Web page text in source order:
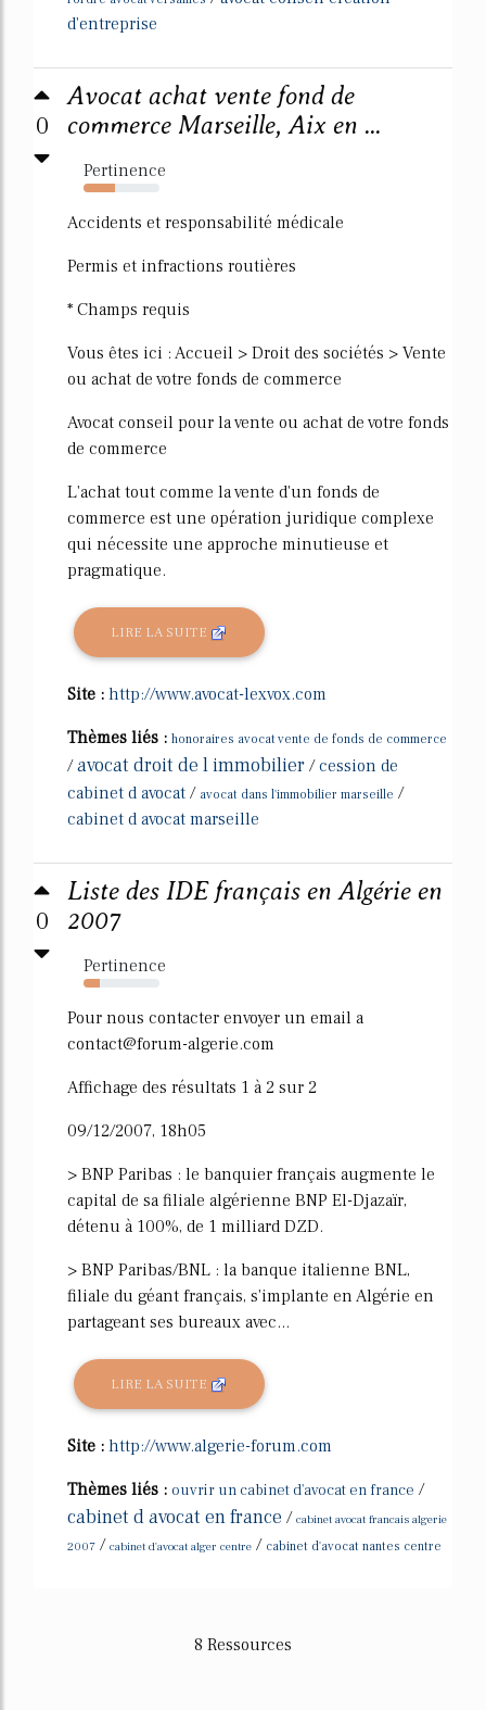
d'entreprise
0
Avocat achat vente fond de
commerce Marseille, Aix en ...
Pertinence
42%
Accidents et responsabilité médicale
Permis et infractions routières
* Champs requis
Vous êtes ici : Accueil > Droit des sociétés > Vente
ou achat de votre fonds de commerce
Avocat conseil pour la vente ou achat de votre fonds
de commerce
L'achat tout comme la vente d'un fonds de
commerce est une opération juridique complexe
qui nécessite une approche minutieuse et
pragmatique.
LIRE LA SUITE
Site : http://www.avocat-lexvox.com
Thèmes liés : honoraires avocat vente de fonds de commerce
/avocat droit de l immobilier /cession de
cabinet d avocat / avocat dans l'immobilier marseille /
cabinet d avocat marseille
0
Liste des IDE français en Algérie en
2007
Pertinence
22%
Pour nous contacter envoyer un email a
contact@forum-algerie.com
Affichage des résultats 1 à 2 sur 2
09/12/2007, 18h05
> BNP Paribas : le banquier français augmente le
capital de sa filiale algérienne BNP El-Djazaïr,
détenu à 100%, de 1 milliard DZD.
> BNP Paribas/BNL : la banque italienne BNL,
filiale du géant français, s'implante en Algérie en
partageant ses bureaux avec...
LIRE LA SUITE
Site : http://www.algerie-forum.com
Thèmes liés : ouvrir un cabinet d'avocat en france /
cabinet d avocat en france / cabinet avocat francais algerie
2007 / cabinet d'avocat alger centre / cabinet d'avocat nantes centre
8 Ressources